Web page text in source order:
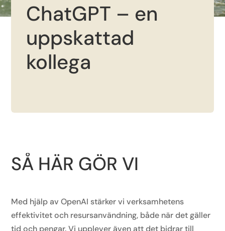
ChatGPT – en
uppskattad
kollega
SÅ HÄR GÖR VI
Med hjälp av OpenAI stärker vi verksamhetens
effektivitet och resursanvändning, både när det gäller
tid och pengar. Vi upplever även att det bidrar till